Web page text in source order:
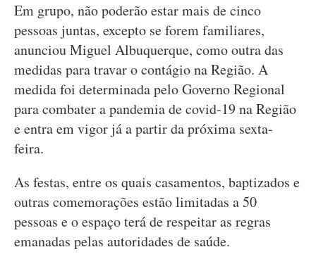
Em grupo, não poderão estar mais de cinco
pessoas juntas, excepto se forem familiares,
anunciou Miguel Albuquerque, como outra das
medidas para travar o contágio na Região. A
medida foi determinada pelo Governo Regional
para combater a pandemia de covid-19 na Região
e entra em vigor já a partir da próxima sexta-
feira.
As festas, entre os quais casamentos, baptizados e
outras comemorações estão limitadas a 50
pessoas e o espaço terá de respeitar as regras
emanadas pelas autoridades de saúde.